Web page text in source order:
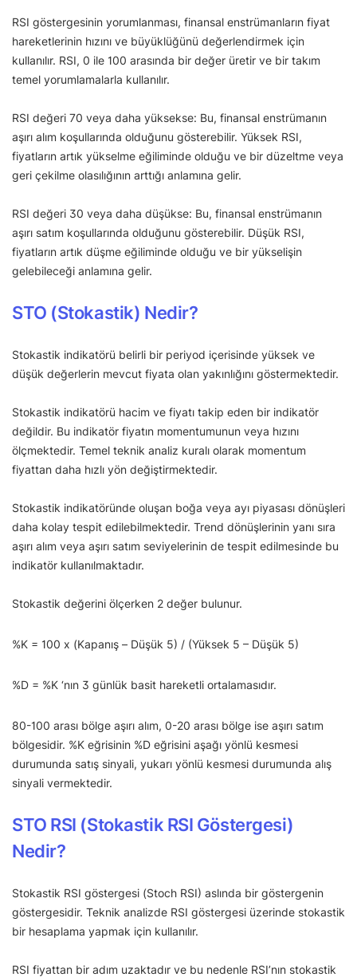
RSI göstergesinin yorumlanması, finansal enstrümanların fiyat
hareketlerinin hızını ve büyüklüğünü değerlendirmek için
kullanılır. RSI, 0 ile 100 arasında bir değer üretir ve bir takım
temel yorumlamalarla kullanılır.
RSI değeri 70 veya daha yüksekse: Bu, finansal enstrümanın
aşırı alım koşullarında olduğunu gösterebilir. Yüksek RSI,
fiyatların artık yükselme eğiliminde olduğu ve bir düzeltme veya
geri çekilme olasılığının arttığı anlamına gelir.
RSI değeri 30 veya daha düşükse: Bu, finansal enstrümanın
aşırı satım koşullarında olduğunu gösterebilir. Düşük RSI,
fiyatların artık düşme eğiliminde olduğu ve bir yükselişin
gelebileceği anlamına gelir.
STO (Stokastik) Nedir?
Stokastik indikatörü belirli bir periyod içerisinde yüksek ve
düşük değerlerin mevcut fiyata olan yakınlığını göstermektedir.
Stokastik indikatörü hacim ve fiyatı takip eden bir indikatör
değildir. Bu indikatör fiyatın momentumunun veya hızını
ölçmektedir. Temel teknik analiz kuralı olarak momentum
fiyattan daha hızlı yön değiştirmektedir.
Stokastik indikatöründe oluşan boğa veya ayı piyasası dönüşleri
daha kolay tespit edilebilmektedir. Trend dönüşlerinin yanı sıra
aşırı alım veya aşırı satım seviyelerinin de tespit edilmesinde bu
indikatör kullanılmaktadır.
Stokastik değerini ölçerken 2 değer bulunur.
%K = 100 x (Kapanış – Düşük 5) / (Yüksek 5 – Düşük 5)
%D = %K ‘nın 3 günlük basit hareketli ortalamasıdır.
80-100 arası bölge aşırı alım, 0-20 arası bölge ise aşırı satım
bölgesidir. %K eğrisinin %D eğrisini aşağı yönlü kesmesi
durumunda satış sinyali, yukarı yönlü kesmesi durumunda alış
sinyali vermektedir.
STO RSI (Stokastik RSI Göstergesi)
Nedir?
Stokastik RSI göstergesi (Stoch RSI) aslında bir göstergenin
göstergesidir. Teknik analizde RSI göstergesi üzerinde stokastik
bir hesaplama yapmak için kullanılır.
RSI fiyattan bir adım uzaktadır ve bu nedenle RSI’nın stokastik